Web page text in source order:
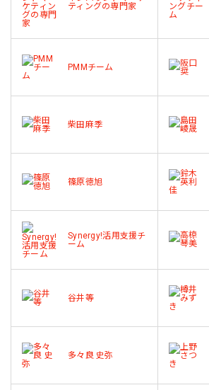
ティングの専門家
PMMチーム
柴田麻季
篠原徳旭
Synergy!活用支援チ
ーム
谷井等
多々良 史弥